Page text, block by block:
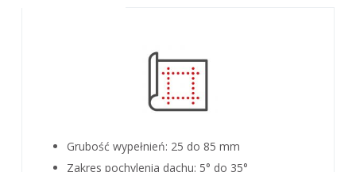
Grubość wypełnień: 25 do 85 mm
Zakres pochylenia dachu: 5° do 35°